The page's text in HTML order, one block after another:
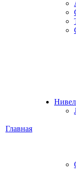
Главная